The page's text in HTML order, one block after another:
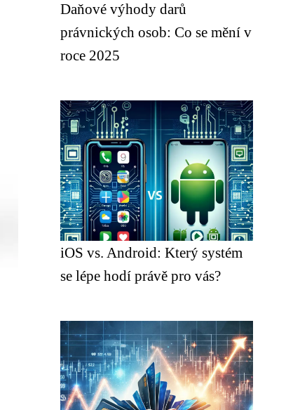
Daňové výhody darů
právnických osob: Co se mění v
roce 2025
iOS vs. Android: Který systém
se lépe hodí právě pro vás?